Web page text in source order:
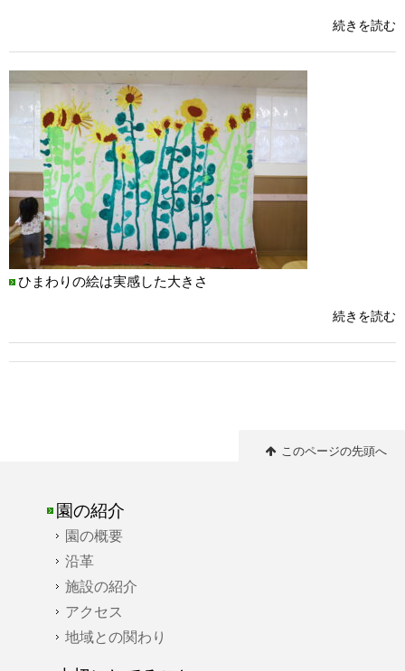
続きを読む
ひまわりの絵は実感した大きさ
続きを読む
このページの先頭へ
園の紹介
園の概要
沿革
施設の紹介
アクセス
地域との関わり